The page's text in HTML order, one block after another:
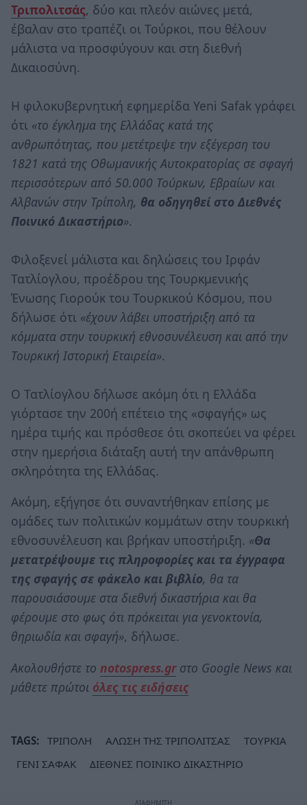
Τριπολιτσάς, δύο και πλεόν αιώνες μετά,
έβαλαν στο τραπέζι οι Τούρκοι, που θέλουν
μάλιστα να προσφύγουν και στη διεθνή
Δικαιοσύνη.
Η φιλοκυβερνητική εφημερίδα Yeni Safak γράφει
ότι «το έγκλημα της Ελλάδας κατά της
ανθρωπότητας, που μετέτρεψε την εξέγερση του
1821 κατά της Οθωμανικής Αυτοκρατορίας σε σφαγή
περισσότερων από 50.000 Τούρκων, Εβραίων και
Αλβανών στην Τρίπολη, θα οδηγηθεί στο Διεθνές
Ποινικό Δικαστήριο».
Φιλοξενεί μάλιστα και δηλώσεις του Ιρφάν
Τατλίογλου, προέδρου της Τουρκμενικής
Ένωσης Γιορούκ του Τουρκικού Κόσμου, που
δήλωσε ότι «έχουν λάβει υποστήριξη από τα
κόμματα στην τουρκική εθνοσυνέλευση και από την
Τουρκική Ιστορική Εταιρεία».
Ο Τατλίογλου δήλωσε ακόμη ότι η Ελλάδα
γιόρτασε την 200ή επέτειο της «σφαγής» ως
ημέρα τιμής και πρόσθεσε ότι σκοπεύει να φέρει
στην ημερήσια διάταξη αυτή την απάνθρωπη
σκληρότητα της Ελλάδας.
Ακόμη, εξήγησε ότι συναντήθηκαν επίσης με
ομάδες των πολιτικών κομμάτων στην τουρκική
εθνοσυνέλευση και βρήκαν υποστήριξη. «Θα
μετατρέψουμε τις πληροφορίες και τα έγγραφα
της σφαγής σε φάκελο και βιβλίο, θα τα
παρουσιάσουμε στα διεθνή δικαστήρια και θα
φέρουμε στο φως ότι πρόκειται για γενοκτονία,
θηριωδία και σφαγή», δήλωσε.
Ακολουθήστε το notospress.grστο Google News και
μάθετε πρώτοι όλες τις ειδήσεις
TAGS: ΤΡΙΠΟΛΗ ΑΛΩΣΗ ΤΗΣ ΤΡΙΠΟΛΙΤΣΑΣ
ΤΟΥΡΚΙΑ
ΓΕΝΙ ΣΑΦΑΚ
ΔΙΕΘΝΕΣ ΠΟΙΝΙΚΟ ΔΙΚΑΣΤΗΡΙΟ